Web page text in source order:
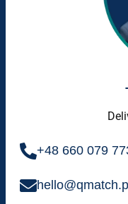
+48 660 079
hello@qmatch.pl